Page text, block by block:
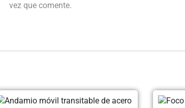
vez que comente.